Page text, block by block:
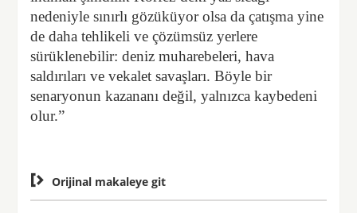
nedeniyle sınırlı gözüküyor olsa da çatışma yine
de daha tehlikeli ve çözümsüz yerlere
sürüklenebilir: deniz muharebeleri, hava
saldırıları ve vekalet savaşları. Böyle bir
senaryonun kazananı değil, yalnızca kaybedeni
olur.”
 Orijinal makaleye git